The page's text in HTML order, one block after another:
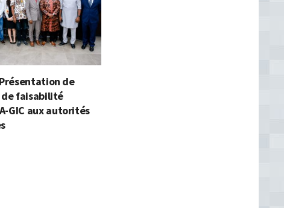
de
de faisabilité
GIC aux autorités